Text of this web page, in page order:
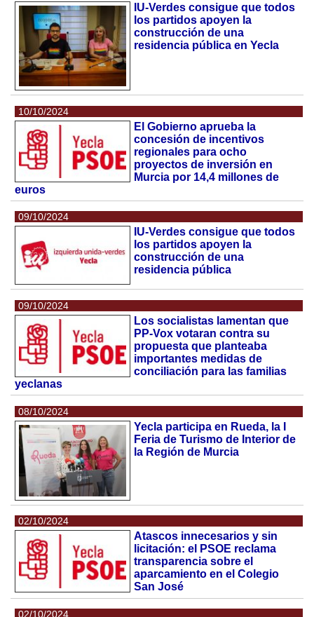
IU-Verdes consigue que todos
los partidos apoyen la
construcción de una
residencia pública en Yecla
10/10/2024
El Gobierno aprueba la
concesión de incentivos
regionales para ocho
proyectos de inversión en
Murcia por 14,4 millones de
euros
09/10/2024
IU-Verdes consigue que todos
los partidos apoyen la
construcción de una
residencia pública
09/10/2024
Los socialistas lamentan que
PP-Vox votaran contra su
propuesta que planteaba
importantes medidas de
conciliación para las familias
yeclanas
08/10/2024
Yecla participa en Rueda, la I
Feria de Turismo de Interior de
la Región de Murcia
02/10/2024
Atascos innecesarios y sin
licitación: el PSOE reclama
transparencia sobre el
aparcamiento en el Colegio
San José
02/10/2024